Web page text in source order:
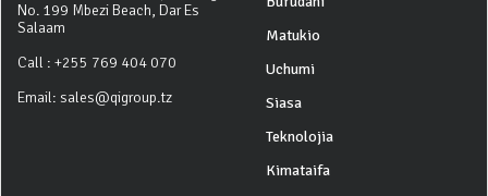
No. 199 Mbezi Beach, Dar Es
Salaam
Call : +255 769 404 070
Email: sales@qigroup.tz
Matukio
Uchumi
Siasa
Teknolojia
Kimataifa